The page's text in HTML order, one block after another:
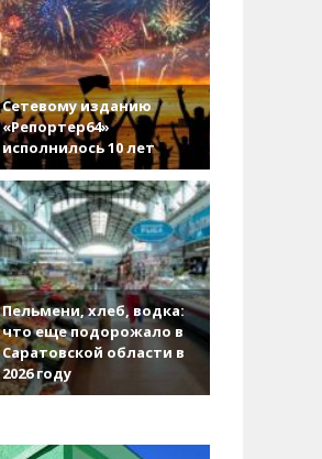
Сетевому изданию
«Репортер64»
исполнилось 10 лет
Пельмени, хлеб, водка:
что еще подорожало в
Саратовской области в
2026 году